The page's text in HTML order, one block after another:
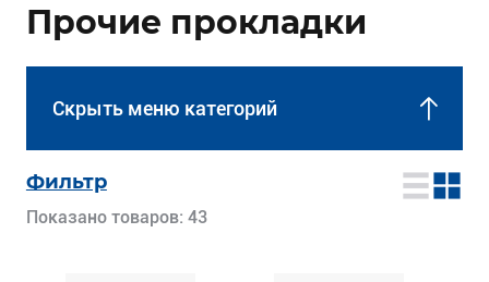
Прочие прокладки
Скрыть меню категорий
Фильтр
Показано товаров: 43